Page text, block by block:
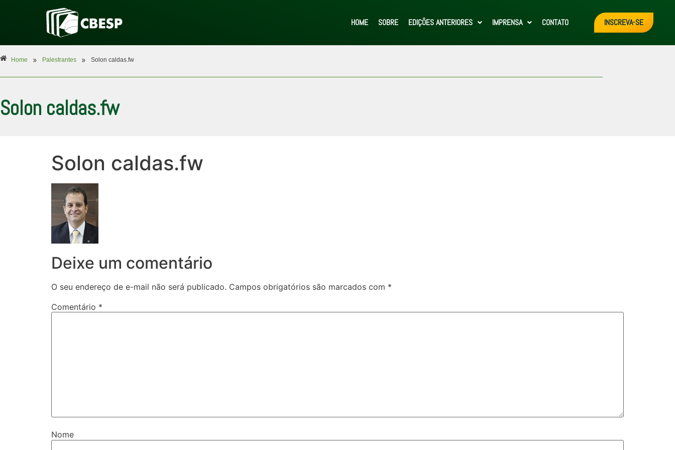
HOME SOBRE EDIÇÕES ANTERIORES IMPRENSA CONTATO INSCREVA-SE
Home » Palestrantes » Solon caldas.fw
Solon caldas.fw
Solon caldas.fw
Deixe um comentário
O seu endereço de e-mail não será publicado. Campos obrigatórios são marcados com *
Comentário *
Nome